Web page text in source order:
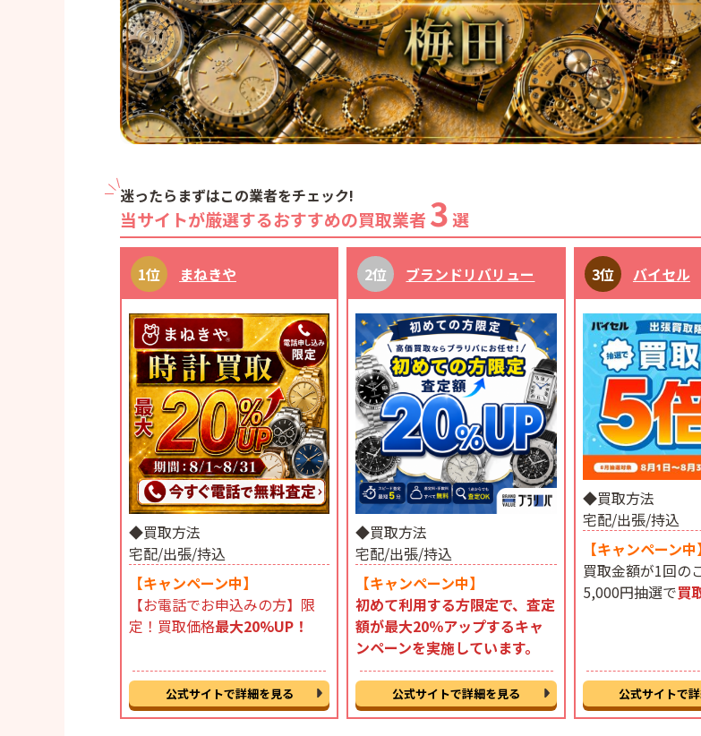
迷ったらまずはこの業者をチェック!
当サイトが厳選するおすすめの買取業者 3 選
まねきや
◆買取方法
宅配/出張/持込
【キャンペーン中】
【お電話でお申込みの方】限
定！買取価格最大20%UP！
公式サイトで詳細を見る
ブランドリバリュー
◆買取方法
宅配/出張/持込
【キャンペーン中】
初めて利用する方限定で、査定
額が最大20％アップするキャ
ンペーンを実施しています。
公式サイトで詳細を見る
バイセル
◆買取方法
宅配/出張/持込
【キャンペーン中】
買取金額が1回の
5,000円抽選で買
公式サイトで